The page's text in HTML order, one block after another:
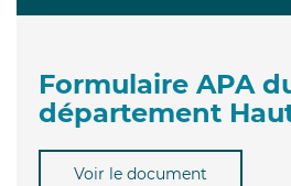
Formulaire APA
département
Voir le document